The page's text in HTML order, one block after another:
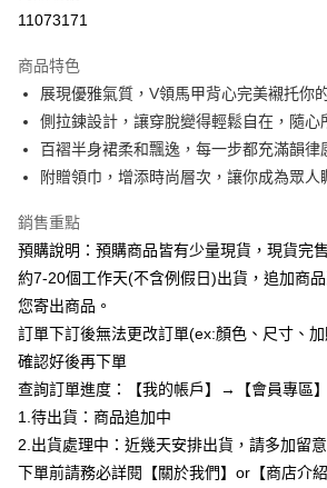
超商取貨付款
Apple Pay
街口支付
悠遊付
Google Pay
全支付
【關於「AFTEE先享後付」】
AFTEE先享後付是「在收到商品之後才付款」的支
便利好安心！
１．簡單：不需註冊會員、不需綁卡、不需儲值。
２．便利：只要手機號碼，簡訊認證，即可結帳。
３．安心：先確認商品／服務後，再付款。
ATM付款
運送方式
全家付款取貨
每筆NT$85，滿NT$799(含以上)免運費
11073171
商品特色
展現優雅氣質，V領馬甲背心完美襯托你
側拉鍊設計，讓穿脫變得輕鬆自在，隨心
百褶半身裙柔和飄逸，每一步都充滿韻律
附贈領巾，增添時尚層次，讓你成為眾人
銷售重點
預購說明：預購商品皆有少量現貨，現貨完
約7-20個工作天(不含例假日)出貨，追加商
您寄出商品。
訂單下訂後無法更改訂單(ex:顏色、尺寸、
確認好後再下單
查詢訂單進度：【我的帳戶】→【會員專區
1.待出貨：商品追加中
2.出貨處理中：近幾天安排出貨，請多加留意
下單前請務必詳閱【關於我們】or【商店介